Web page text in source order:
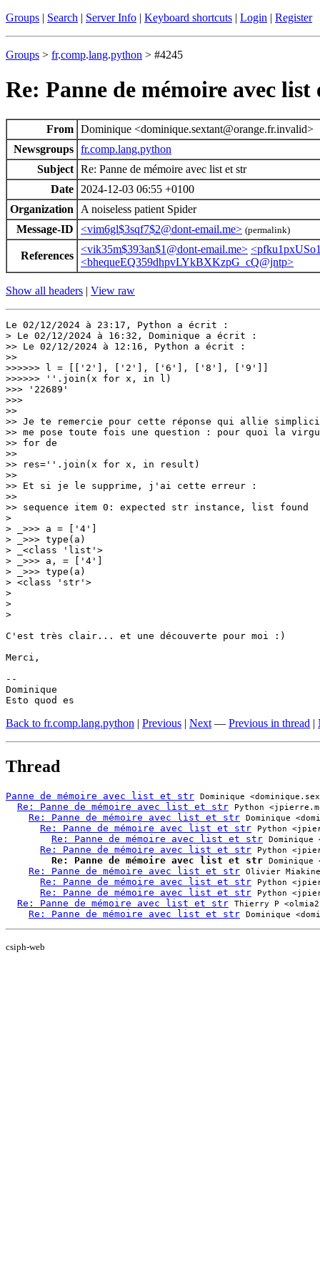
Groups | Search | Server Info | Keyboard shortcuts | Login | Register
Groups > fr.comp.lang.python > #4245
Re: Panne de mémoire avec list
From Dominique <dominique.sextant@orange.fr.invalid>
Newsgroups fr.comp.lang.python
Subject Re: Panne de mémoire avec list et str
Date
2024-12-03 06:55 +0100
Organization
A noiseless patient Spider
Message-ID
<vim6gl$3sqf7$2@dont-email.me> (permalink)
References
<vik35m$393an$1@dont-email.me>
<bhequeEQ359dhpvLYkBXKzpG_cQ@jntp>
Show all headers | View raw
Le 02/12/2024 à 23:17, Python a écrit :
> Le 02/12/2024 à 16:32, Dominique a écrit :
>> Le 02/12/2024 à 12:16, Python a écrit :
>>
>>>>>> l = [['2'], ['2'], ['6'], ['8'], ['9']]
>>>>>> ''.join(x for x, in l)
>>> '22689'
>>>
>>
>> Je te remercie pour cette réponse qui allie
>> me pose toute fois une question : pour quoi la
>> for de
>>
>> res=''.join(x for x, in result)
>>
>> Et si je le supprime, j'ai cette erreur :
>>
>> sequence item 0: expected str instance, list found
>
> _>>> a = ['4']
> _>>> type(a)
> _<class 'list'>
> _>>> a, = ['4']
> _>>> type(a)
> <class 'str'>
>
>
>
C'est très clair... et une découverte pour moi :)
Merci,
--
Dominique
Esto quod es
Back to fr.comp.lang.python | Previous | Next — Previous in thread |
Thread
Panne de mémoire avec list et str Dominique
Re: Panne de mémoire avec list et str Python
Re: Panne de mémoire avec list et str Dominique
Re: Panne de mémoire avec list et str Python
Re: Panne de mémoire avec list et str
Re: Panne de mémoire avec list et str Python
Re: Panne de mémoire avec list et str
Re: Panne de mémoire avec list et str Olivier
Re: Panne de mémoire avec list et str Python
Re: Panne de mémoire avec list et str Python
Re: Panne de mémoire avec list et str Thierry P
Re: Panne de mémoire avec list et str Dominique
csiph-web